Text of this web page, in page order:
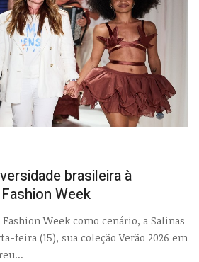
brasileira à
Week
Fashion Week como cenário, a Salinas
feira (15), sua coleção Verão 2026 em